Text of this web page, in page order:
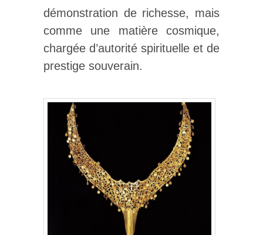
démonstration de richesse, mais
comme une matière cosmique,
chargée d’autorité spirituelle et de
prestige souverain.